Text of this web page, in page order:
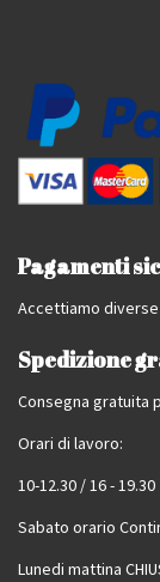
Pagamenti
Accettiamo
Spedizione
Consegna gratuita
Orari di lavoro:
10-12.30 / 16 - 19.30
Sabato orario
Lunedi mattina